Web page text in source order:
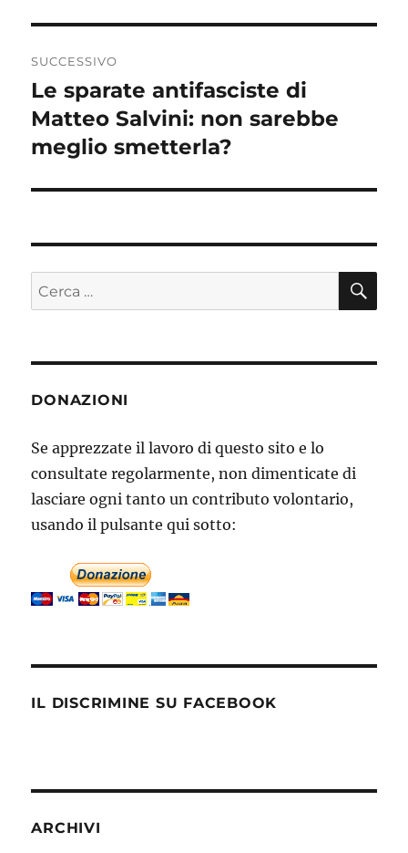
SUCCESSIVO
Articolo
successivo:
Le sparate antifasciste di
Matteo Salvini: non sarebbe
meglio smetterla?
Cerca:
DONAZIONI
Se apprezzate il lavoro di questo sito e lo
consultate regolarmente, non dimenticate di
lasciare ogni tanto un contributo volontario,
usando il pulsante qui sotto:
IL DISCRIMINE SU FACEBOOK
ARCHIVI